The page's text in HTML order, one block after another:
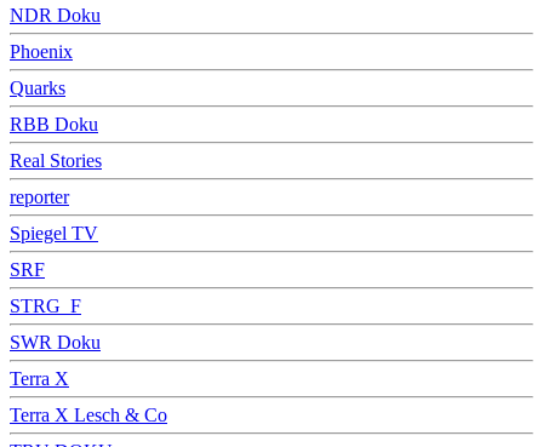
NDR Doku
Phoenix
Quarks
RBB Doku
Real Stories
reporter
Spiegel TV
SRF
STRG_F
SWR Doku
Terra X
Terra X Lesch & Co